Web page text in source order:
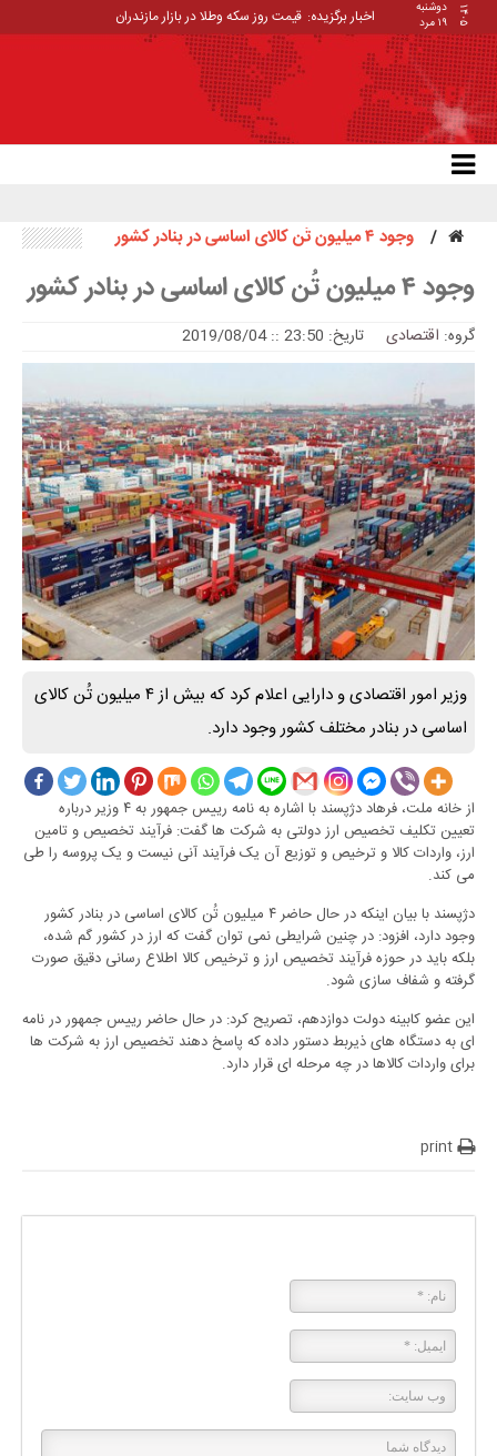
۱۴۰۵
دوشنبه
۱۹ مرد
اخبار برگزیده: قیمت روز سکه وطلا در بازار مازندران
وجود ۴ میلیون تُن کالای اساسی در بنادر کشور
وجود ۴ میلیون تُن کالای اساسی در بنادر کشور
گروه: اقتصادی تاریخ: 23:50 :: 2019/08/04
وزیر امور اقتصادی و دارایی اعلام کرد که بیش از ۴ میلیون تُن کالای
اساسی در بنادر مختلف کشور وجود دارد.
از خانه ملت، فرهاد دژپسند با اشاره به نامه رییس جمهور به ۴ وزیر درباره
تعیین تکلیف تخصیص ارز دولتی به شرکت ها گفت: فرآیند تخصیص و تامین
ارز، واردات کالا و ترخیص و توزیع آن یک فرآیند آنی نیست و یک پروسه را طی
می کند.
دژپسند با بیان اینکه در حال حاضر ۴ میلیون تُن کالای اساسی در بنادر کشور
وجود دارد، افزود: در چنین شرایطی نمی توان گفت که ارز در کشور گم شده،
بلکه باید در حوزه فرآیند تخصیص ارز و ترخیص کالا اطلاع رسانی دقیق صورت
گرفته و شفاف سازی شود.
این عضو کابینه دولت دوازدهم، تصریح کرد: در حال حاضر رییس جمهور در نامه
ای به دستگاه های ذیربط دستور داده که پاسخ دهند تخصیص ارز به شرکت ها
برای واردات کالاها در چه مرحله ای قرار دارد.
print